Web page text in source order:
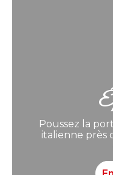
Poussez la
italienne près